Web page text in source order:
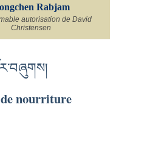
Rabjam
autorisation de David
Christensen
nourriture